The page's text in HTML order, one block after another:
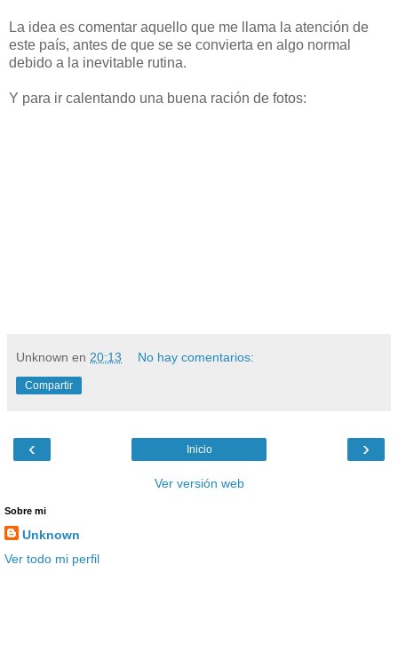
La idea es comentar aquello que me llama la atención de
este país, antes de que se se convierta en algo normal
debido a la inevitable rutina.
Y para ir calentando una buena ración de fotos:
Unknown en 20:13 No hay comentarios:
Compartir
‹ ›
Inicio
Ver versión web
Sobre mi
Unknown
Ver todo mi perfil